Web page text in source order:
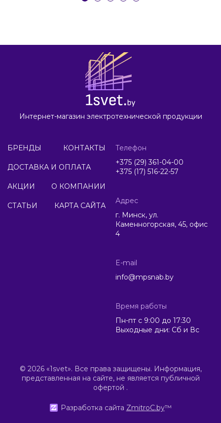
Интернет-магазин электротехнической продукции
БРЕНДЫ КОНТАКТЫ
ДОСТАВКА И ОПЛАТА
АКЦИИ О КОМПАНИИ
СТАТЬИ КАРТА САЙТА
Телефон
+375 (29) 361-04-00
+375 (17) 516-22-57
Адрес
г. Минск, ул.
Каменногорская, 45, офис
4
E-mail
info@mpsnab.by
Время работы
Пн-пт с 9:00 до 17:30
Выходные дни: Сб и Вс
© 2026 «1svet». Все права защищены. Информация,
представленная на сайте, не является публичной
офертой .
Разработка сайта ZmitroC.by™